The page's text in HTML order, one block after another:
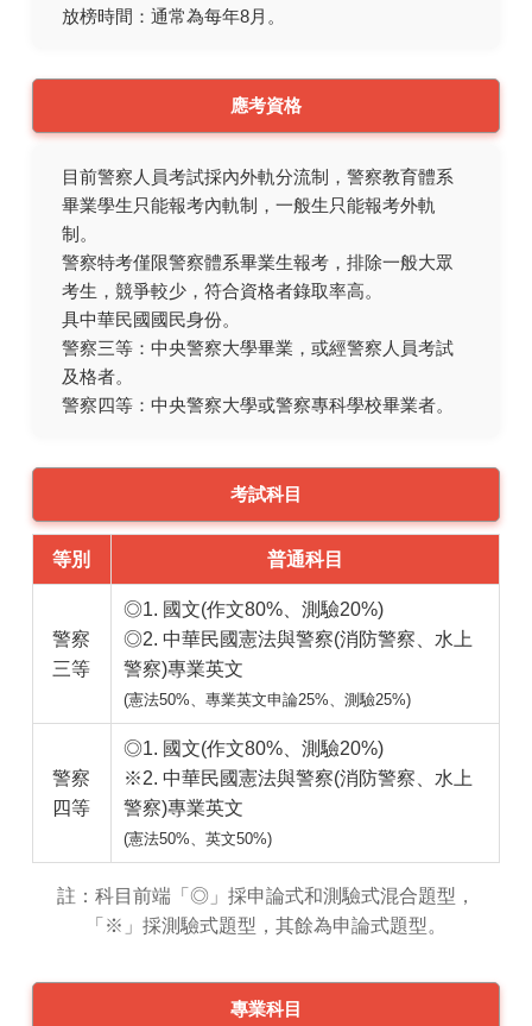
放榜時間：通常為每年8月。
應考資格
目前警察人員考試採內外軌分流制，警察教育體系
畢業學生只能報考內軌制，一般生只能報考外軌
制。
警察特考僅限警察體系畢業生報考，排除一般大眾
考生，競爭較少，符合資格者錄取率高。
具中華民國國民身份。
警察三等：中央警察大學畢業，或經警察人員考試
及格者。
警察四等：中央警察大學或警察專科學校畢業者。
考試科目
等別 普通科目
警察
三等
◎1. 國文(作文80%、測驗20%)
◎2. 中華民國憲法與警察(消防警察、水上
警察)專業英文
(憲法50%、專業英文申論25%、測驗25%)
警察
四等
◎1. 國文(作文80%、測驗20%)
※2. 中華民國憲法與警察(消防警察、水上
警察)專業英文
(憲法50%、英文50%)
註：科目前端「◎」採申論式和測驗式混合題型，
「※」採測驗式題型，其餘為申論式題型。
專業科目